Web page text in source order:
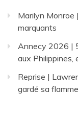
Marilyn Monroe
marquants
Annecy 2026 |
aux Philippines,
Reprise |
gardé sa flamme